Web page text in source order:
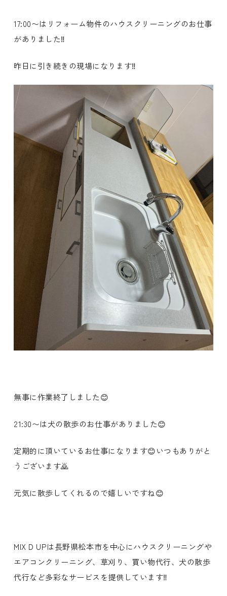
17:00〜はリフォーム物件のハウスクリーニングのお仕事
がありました‼️
昨日に引き続きの現場になります‼️
無事に作業終了しました😊
21:30〜は犬の散歩のお仕事がありました😊
定期的に頂いているお仕事になります😊いつもありがと
うございます🙇
元気に散歩してくれるので嬉しいですね😊
MIX D UPは長野県松本市を中心にハウスクリーニングや
エアコンクリーニング、草刈り、買い物代行、犬の散歩
代行など多彩なサービスを提供しています‼️